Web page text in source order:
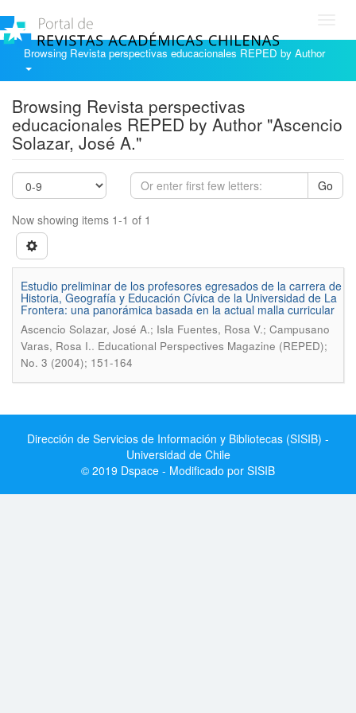
Browsing Revista perspectivas educacionales REPED by Author
Browsing Revista perspectivas
educacionales REPED by Author "Ascencio
Solazar, José A."
Go
Now showing items 1-1 of 1
Estudio preliminar de los profesores egresados de la carrera de
Historia, Geografía y Educación Cívica de la Universidad de La
Frontera: una panorámica basada en la actual malla curricular
Ascencio Solazar, José A.; Isla Fuentes, Rosa V.; Campusano
Varas, Rosa I.. Educational Perspectives Magazine (REPED);
No. 3 (2004); 151-164
Dirección de Servicios de Información y Bibliotecas (SISIB) -
Universidad de Chile
© 2019 Dspace - Modificado por SISIB